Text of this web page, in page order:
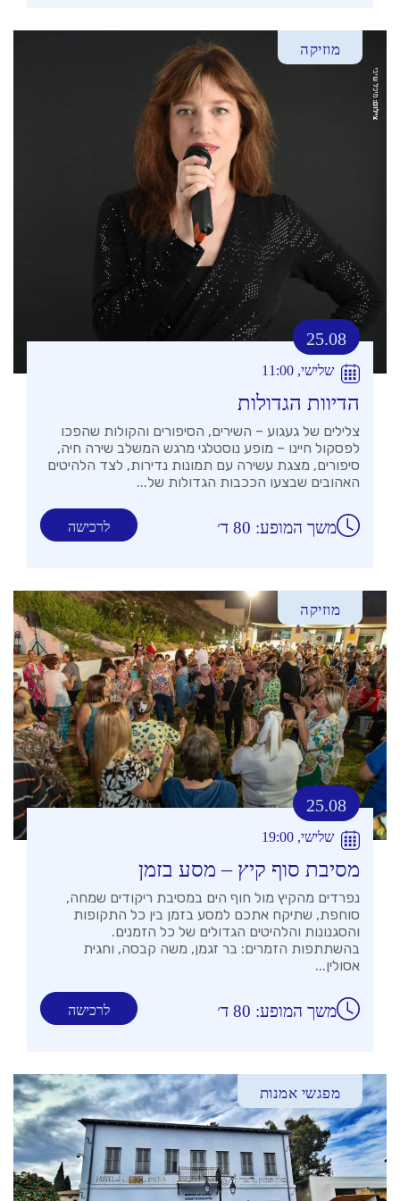
מוזיקה
25.08
שלישי, 11:00
הדיוות הגדולות
צלילים של געגוע – השירים, הסיפורים והקולות שהפכו
לפסקול חיינו – מופע נוסטלגי מרגש המשלב שירה חיה,
סיפורים, מצגת עשירה עם תמונות נדירות, לצד הלהיטים
האהובים שבצעו הככבות הגדולות של...
לרכישה משך המופע: 80 ד׳
מוזיקה
25.08
שלישי, 19:00
מסיבת סוף קיץ – מסע בזמן
נפרדים מהקיץ מול חוף הים במסיבת ריקודים שמחה,
סוחפת, שתיקח אתכם למסע בזמן בין כל התקופות
והסגנונות והלהיטים הגדולים של כל הזמנים.
בהשתתפות הזמרים: בר זגמן, משה קבסה, וחגית
אסולין...
לרכישה משך המופע: 80 ד׳
מפגשי אמנות